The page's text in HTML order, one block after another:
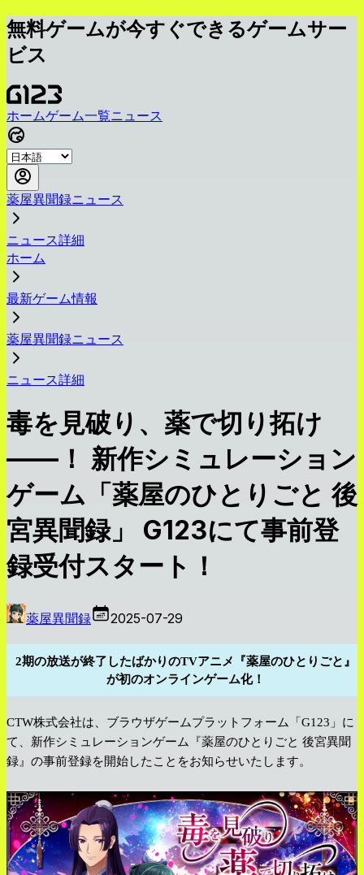
無料ゲームが今すぐできるゲームサー
ビス
ホームゲーム一覧ニュース
薬屋異聞録ニュース
ニュース詳細
ホーム
最新ゲーム情報
薬屋異聞録ニュース
ニュース詳細
毒を見破り、薬で切り拓け
——！ 新作シミュレーション
ゲーム「薬屋のひとりごと 後
宮異聞録」 G123にて事前登
録受付スタート！
薬屋異聞録 2025-07-29
2期の放送が終了したばかりのTVアニメ『薬屋のひとりごと』
が初のオンラインゲーム化！
CTW株式会社は、ブラウザゲームプラットフォーム「G123」に
て、新作シミュレーションゲーム『薬屋のひとりごと 後宮異聞
録』の事前登録を開始したことをお知らせいたします。